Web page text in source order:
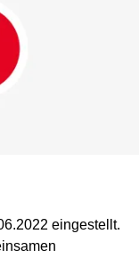
eingestellt.